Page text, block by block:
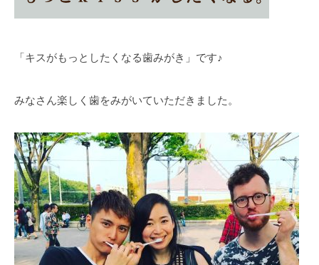
「キスがもっとしたくなる歯みがき」です♪
みなさん楽しく歯をみがいていただきました。